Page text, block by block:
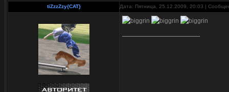
tiZzzZzy{CAT} Дата: Пятница, 25.12.2009, 20:03 |